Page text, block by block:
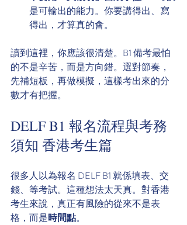
是可輸出的能力。你要講得出、寫
得出，才算真的會。
讀到這裡，你應該很清楚。B1 備考最怕
的不是辛苦，而是方向錯。選對節奏，
先補短板，再做模擬，這樣考出來的分
數才有把握。
DELF B1 報名流程與考務
須知 香港考生篇
很多人以為報名 DELF B1 就係填表、交
錢、等考試。這種想法太天真。對香港
考生來說，真正有風險的從來不是表
格，而是時間點。